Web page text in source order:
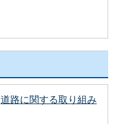
道路に関する取り組み